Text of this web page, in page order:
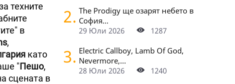
техните
в
,
като
"Пешо,
сцената в
2. The Prodigy ще озарят небето в
София...
29 Юли 2026
1287
3. Electric Callboy, Lamb Of God,
Nevermore,...
28 Юли 2026
1240